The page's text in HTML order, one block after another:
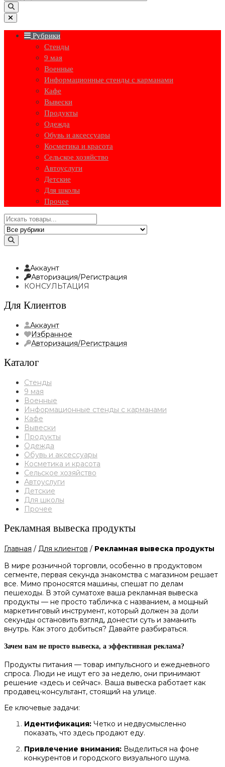
Рубрики
Стенды
9 мая
Военные
Информационные стенды с карманами
Кафе
Вывески
Продукты
Одежда
Обувь и аксессуары
Косметика и красота
Сельское хозяйство
Автоуслуги
Детские
Для школы
Прочее
Аккаунт
Авторизация/Регистрация
КОНСУЛЬТАЦИЯ
Для Клиентов
Аккаунт
Избранное
Авторизация/Регистрация
Каталог
Стенды
9 мая
Военные
Информационные стенды с карманами
Кафе
Вывески
Продукты
Одежда
Обувь и аксессуары
Косметика и красота
Сельское хозяйство
Автоуслуги
Детские
Для школы
Прочее
Рекламная вывеска продукты
Главная / Для клиентов / Рекламная вывеска продукты
В мире розничной торговли, особенно в продуктовом
сегменте, первая секунда знакомства с магазином решает
все. Мимо проносятся машины, спешат по делам
пешеходы. В этой суматохе ваша рекламная вывеска
продукты — не просто табличка с названием, а мощный
маркетинговый инструмент, который должен за доли
секунды остановить взгляд, донести суть и заманить
внутрь. Как этого добиться? Давайте разбираться.
Зачем вам не просто вывеска, а эффективная реклама?
Продукты питания — товар импульсного и ежедневного
спроса. Люди не ищут его за неделю, они принимают
решение «здесь и сейчас». Ваша вывеска работает как
продавец-консультант, стоящий на улице.
Ее ключевые задачи:
Идентификация: Четко и недвусмысленно
показать, что здесь продают еду.
Привлечение внимания: Выделиться на фоне
конкурентов и городского визуального шума.